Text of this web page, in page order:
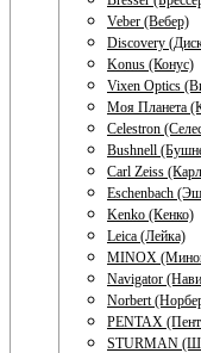
Veber (Вебер)
Discovery
Konus (Конус)
Vixen Optics
Моя Планета
Celestron
Bushnell
Carl Zeiss
Eschenbach
Kenko (Кенко)
Leica (Лейка)
MINOX
Navigator
Norbert
PENTAX
STURMAN